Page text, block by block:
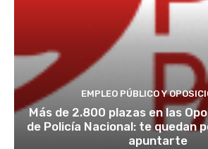
EMPLEO PÚBLICO Y
Más de 2.800 plazas en las
de Policía Nacional: te quedan
apuntarte